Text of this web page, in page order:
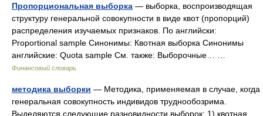
Пропорциональная выборка — выборка, воспроизводящая
структуру генеральной совокупности в виде квот (пропорций)
распределения изучаемых признаков. По английски:
Proportional sample Синонимы: Квотная выборка Синонимы
английские: Quota sample См. также: Выборочные… …
Финансовый словарь
методика выборки — Методика, применяемая в случае, когда
генеральная совокупность индивидов труднообозрима.
Выделяются следующие разновидности выборок: 1) квотная